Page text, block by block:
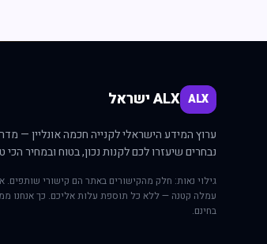
ALX ALX ישראל
ערוץ המידע הישראלי לקנייה חכמה אונליין —
נבחרים שיעזרו לכם לקנות נכון, בטוח ובמחיר
גילוי נאות: חלק מהקישורים באתר הם קישורי שותפים.
עמלה קטנה — ללא כל תוספת עלות אליכם. כך אנחנו
בחינם.